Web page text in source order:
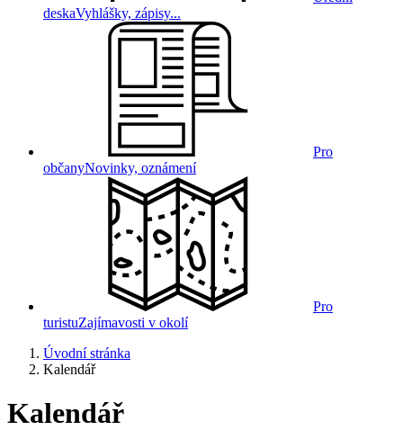
deskaVyhlášky, zápisy...
Pro
občanyNovinky, oznámení
Pro
turistuZajímavosti v okolí
Úvodní stránka
Kalendář
Kalendář